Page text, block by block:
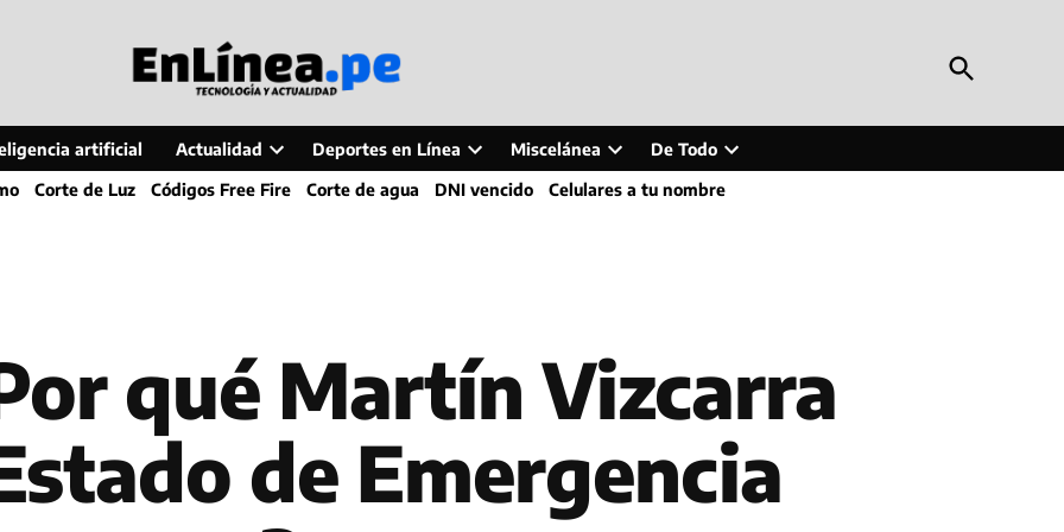
Open
Search
artificial Actualidad
Open
dropdown
Deportes en Línea
Open
dropdown
Miscelánea
Open
dropdown
De Todo
Open
Corte de Luz Códigos Free Fire Corte de agua DNI vencido Celulares a tu nombre
qué Martín Vizcarra
de Emergencia